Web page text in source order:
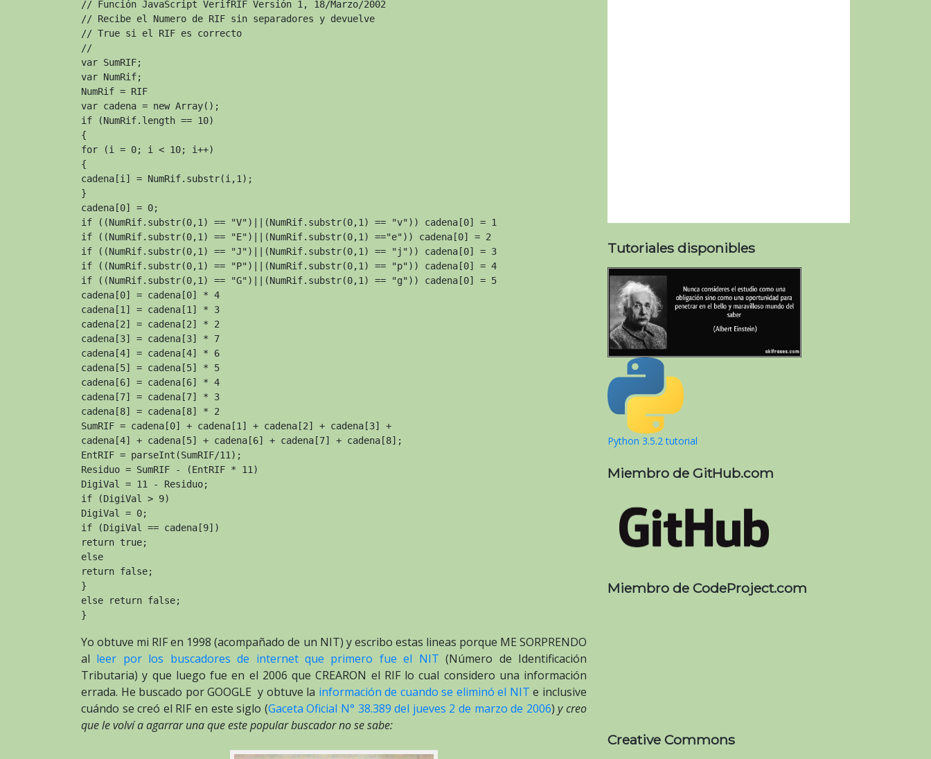
// Función JavaScript VerifRIF Versión 1, 18/Marzo/2002
// Recibe el Numero de RIF sin separadores y devuelve
// True si el RIF es correcto
//
var SumRIF;
var NumRif;
NumRif = RIF
var cadena = new Array();
if (NumRif.length == 10)
{
for (i = 0; i < 10; i++)
{
cadena[i] = NumRif.substr(i,1);
}
cadena[0] = 0;
if ((NumRif.substr(0,1) == "V")||(NumRif.substr(0,1) == "v")) cadena[0] = 1
if ((NumRif.substr(0,1) == "E")||(NumRif.substr(0,1) =="e")) cadena[0] = 2
if ((NumRif.substr(0,1) == "J")||(NumRif.substr(0,1) == "j")) cadena[0] = 3
if ((NumRif.substr(0,1) == "P")||(NumRif.substr(0,1) == "p")) cadena[0] = 4
if ((NumRif.substr(0,1) == "G")||(NumRif.substr(0,1) == "g")) cadena[0] = 5
cadena[0] = cadena[0] * 4
cadena[1] = cadena[1] * 3
cadena[2] = cadena[2] * 2
cadena[3] = cadena[3] * 7
cadena[4] = cadena[4] * 6
cadena[5] = cadena[5] * 5
cadena[6] = cadena[6] * 4
cadena[7] = cadena[7] * 3
cadena[8] = cadena[8] * 2
SumRIF = cadena[0] + cadena[1] + cadena[2] + cadena[3] +
cadena[4] + cadena[5] + cadena[6] + cadena[7] + cadena[8];
EntRIF = parseInt(SumRIF/11);
Residuo = SumRIF - (EntRIF * 11)
DigiVal = 11 - Residuo;
if (DigiVal > 9)
DigiVal = 0;
if (DigiVal == cadena[9])
return true;
else
return false;
}
else return false;
}
Yo obtuve mi RIF en 1998 (acompañado de un NIT) y escribo estas lineas porque ME SORPRENDO
al leer por los buscadores de internet que primero fue el NIT (Número de Identificación
Tributaria) y que luego fue en el 2006 que CREARON el RIF lo cual considero una información
errada. He buscado por GOOGLE y obtuve la información de cuando se eliminó el NIT e inclusive
cuándo se creó el RIF en este siglo (Gaceta Oficial N° 38.389 del jueves 2 de marzo de 2006)y creo
que le volví a agarrar una que este popular buscador no se sabe:
Tutoriales disponibles
Python 3.5.2 tutorial
Miembro de GitHub.com
Miembro de CodeProject.com
Creative Commons